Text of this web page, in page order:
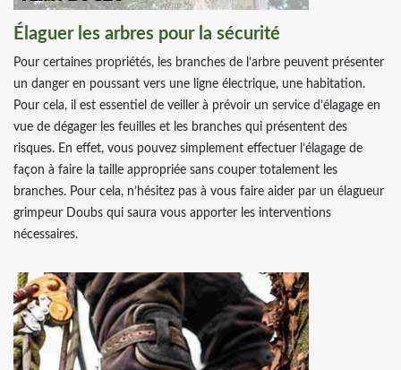
Élaguer les arbres pour la sécurité
Pour certaines propriétés, les branches de l’arbre peuvent présenter
un danger en poussant vers une ligne électrique, une habitation.
Pour cela, il est essentiel de veiller à prévoir un service d’élagage en
vue de dégager les feuilles et les branches qui présentent des
risques. En effet, vous pouvez simplement effectuer l’élagage de
façon à faire la taille appropriée sans couper totalement les
branches. Pour cela, n’hésitez pas à vous faire aider par un élagueur
grimpeur Doubs qui saura vous apporter les interventions
nécessaires.